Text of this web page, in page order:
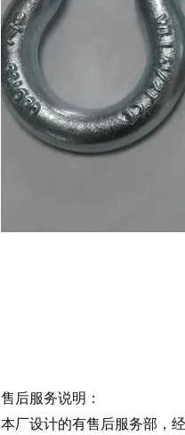
售后服务说明：
本厂设计的有售后服务部，